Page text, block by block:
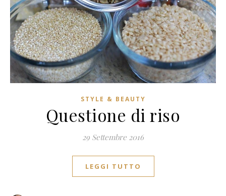
STYLE & BEAUTY
Questione di riso
29 Settembre 2016
LEGGI TUTTO